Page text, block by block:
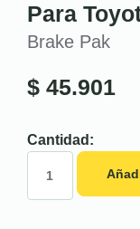
Para
Brake Pak
$ 45.901
Cantidad: